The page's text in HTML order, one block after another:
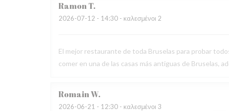
RamonT
2026-07-12 - 14:30 - καλεσμένοι 2
El mejor restaurante de toda Bruselas para probar
comer en una de las casas más antiguas de Bruselas,
RomainW
2026-06-21 - 12:30 - καλεσμένοι 3